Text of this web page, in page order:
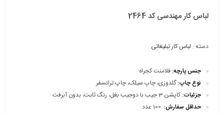
لباس کار مهندسی کد 2464
دسته : لباس کار تبلیغاتی
جنس پارچه: فلامنت کجراه
نوع چاپ:گلدوزی، چاپ سیلک، چاپ ترانسفر
جزئیات:کاپشن 3 جیب با دوجیب بغل، رنگ ثابت، بدون آبرفت
حداقل سفارش: